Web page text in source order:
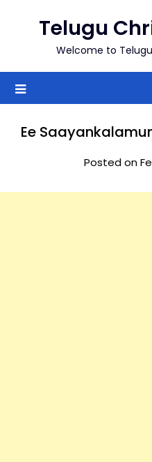
Telugu
Welcome to
Ee
Posted on